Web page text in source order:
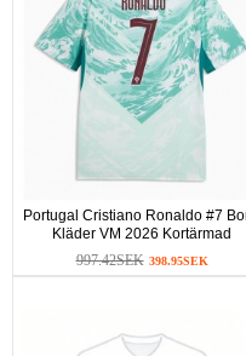
Portugal Cristiano Ronaldo #7
Kläder VM 2026 Kortärmad
997.42SEK 398.95SEK